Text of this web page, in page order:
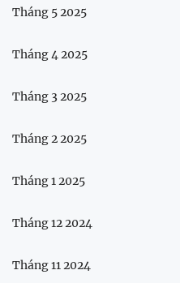
Tháng 5 2025
Tháng 4 2025
Tháng 3 2025
Tháng 2 2025
Tháng 1 2025
Tháng 12 2024
Tháng 11 2024